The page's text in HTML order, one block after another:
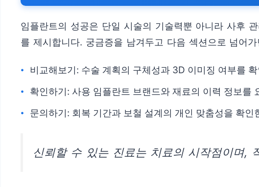
임플란트의 성공은 단일 시술의 기술력뿐 아니라 사후
를 제시합니다. 궁금증을 남겨두고 다음 섹션으로 넘어
비교해보기: 수술 계획의 구체성과 3D 이미징 여부를
확인하기: 사용 임플란트 브랜드와 재료의 이력 정보를
문의하기: 회복 기간과 보철 설계의 개인 맞춤성을 확인
신뢰할 수 있는 진료는 치료의 시작점이며,